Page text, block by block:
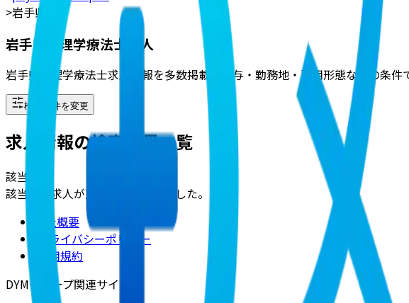
>岩手県
岩手県の理学療法士求人
岩手県の理学療法士求人情報を多数掲載。給与・勤務地・雇用形態などの条
検索条件を変更
求人情報の検索結果一覧
該当
該当する求人が見つかりませんでした。
会社概要
プライバシーポリシー
利用規約
DYMグループ関連サイト